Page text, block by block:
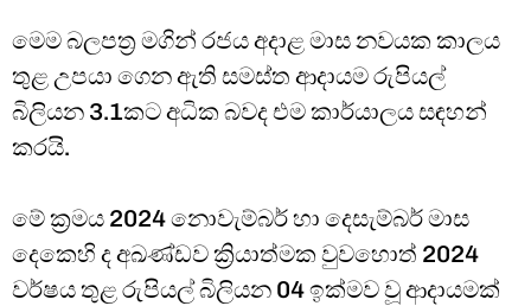
මෙම බලපත්‍ර මගින් රජය අදාළ මාස නවයක කාලය
තුළ උපයා ගෙන ඇති සමස්ත ආදායම රුපියල්
බිලියන 3.1කට අධික බවද එම කාර්යාලය සඳහන්
කරයි.
මේ ක්‍රමය 2024 නොවැම්බර් හා දෙසැම්බර් මාස
දෙකෙහි ද අඛණ්ඩව ක්‍රියාත්මක වුවහොත් 2024
වර්ෂය තුළ රුපියල් බිලියන 04 ඉක්මව වූ ආදායමක්